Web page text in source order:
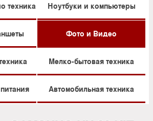
техника Ноутбуки и компьютеры
Фото и Видео
Мелко-бытовая техника
Автомобильная техника